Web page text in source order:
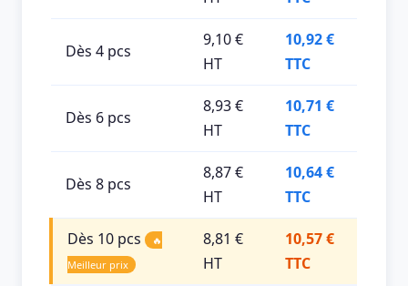
Dès 4 pcs
9,10 €
HT
10,92 €
TTC
Dès 6 pcs
8,93 €
HT
10,71 €
TTC
Dès 8 pcs
8,87 €
HT
10,64 €
TTC
Dès 10 pcs
🔥
Meilleur prix
8,81 €
HT
10,57 €
TTC